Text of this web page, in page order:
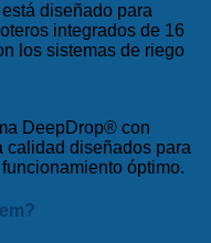
está diseñado para
integrados de 16
los sistemas de riego
DeepDrop® con
calidad diseñados para
óptimo.